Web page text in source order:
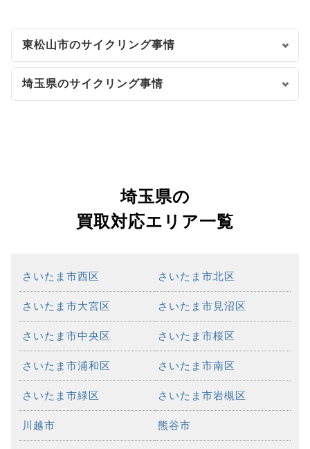
東松山市のサイクリング事情
埼玉県のサイクリング事情
埼玉県の
買取対応エリア一覧
さいたま市西区 さいたま市北区
さいたま市大宮区 さいたま市見沼区
さいたま市中央区 さいたま市桜区
さいたま市浦和区 さいたま市南区
さいたま市緑区 さいたま市岩槻区
川越市 熊谷市